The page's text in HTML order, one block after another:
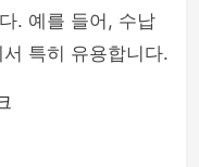
. 예를 들어, 수납
특히 유용합니다.